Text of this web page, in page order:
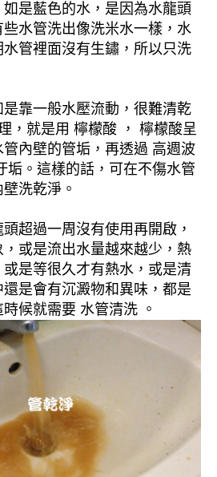
是藍色的水，是因為水龍頭
水管洗出像洗米水一樣，水
管裡面沒有生鏽，所以只洗
靠一般水壓流動，很難清乾
，就是用 檸檬酸 ， 檸檬酸呈
內壁的管垢，再透過 高週波
垢。這樣的話，可在不傷水管
洗乾淨。
超過一周沒有使用再開啟，
或是流出水量越來越少，熱
是等很久才有熱水，或是清
是會有沉澱物和異味，都是
候就需要 水管清洗 。